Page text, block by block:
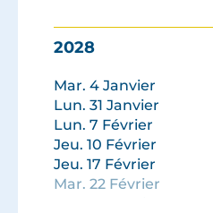
Mar. 9 Mars
Mar. 16 Mars
Mar. 30 Mars
Jeu. 1 Avril
Mar. 13 Avril
Mar. 4 Mai
Mar. 13 Juillet
Mar. 5 Octobre
2028
Mar. 4 Janvier
Lun. 31 Janvier
Lun. 7 Février
Jeu. 10 Février
Jeu. 17 Février
Mar. 22 Février